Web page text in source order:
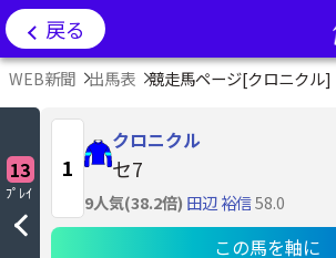
戻る
WEB新聞 出馬表 競走馬ページ[クロニクル]
13
ﾌﾟﾚｲ
1
クロニクル
セ7
9人気(38.2倍) 田辺 裕信58.0
この馬を軸に